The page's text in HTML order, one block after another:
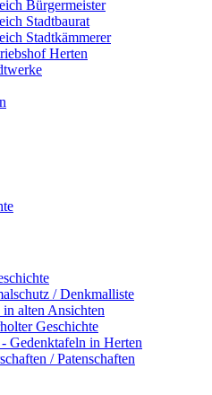
Bürgermeister
Stadtbaurat
Stadtkämmerer
Herten
/ Denkmalliste
in alten Ansichten
Geschichte
- Gedenktafeln in Herten
/ Patenschaften